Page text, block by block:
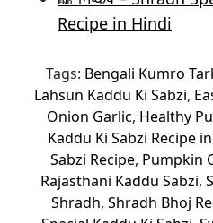
Recipe in Hindi
Tags: Bengali Kumro
Lahsun Kaddu Ki Sabzi,
Onion Garlic, Healthy
Kaddu Ki Sabzi Recipe
Sabzi Recipe, Pumpkin
Rajasthani Kaddu Sabzi,
Shradh, Shradh Bhoj